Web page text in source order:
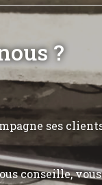
?
ses
conseille,